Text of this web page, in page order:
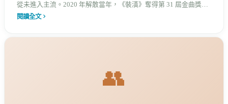
從未進入主流。2020 年解散當年，《裝潢》奪得第 31 屆金曲獎最
佳台語專輯，首度入圍就拿獎。頒獎典禮上，主唱沒有來——他現
閱讀全文
👥